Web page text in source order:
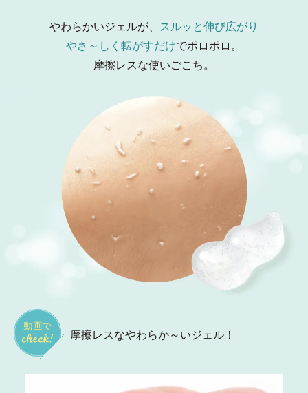
やわらかいジェルが、 スルッと伸び広がり
やさ～しく転がすだけでポロポロ。
摩擦レスな使いごこち。
摩擦レスなやわらか～いジェル！